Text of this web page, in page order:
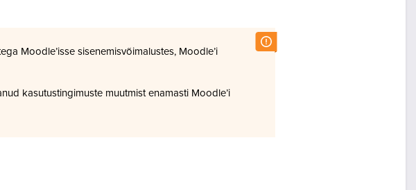
Moodle’isse sisenemisvõimalustes, Moodle’i
kasutustingimuste muutmist enamasti Moodle’i